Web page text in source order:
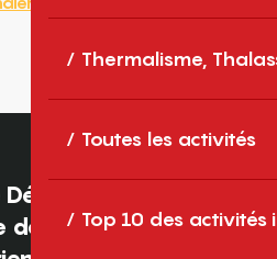
Thermalisme,
Toutes les activités
Top 10 des activités
des Pyrénées-